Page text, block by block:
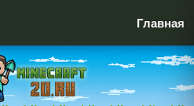
Главная